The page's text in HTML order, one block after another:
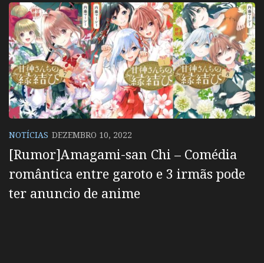
NOTÍCIAS DEZEMBRO 10, 2022
[Rumor]Amagami-san Chi – Comédia
romântica entre garoto e 3 irmãs pode
ter anuncio de anime